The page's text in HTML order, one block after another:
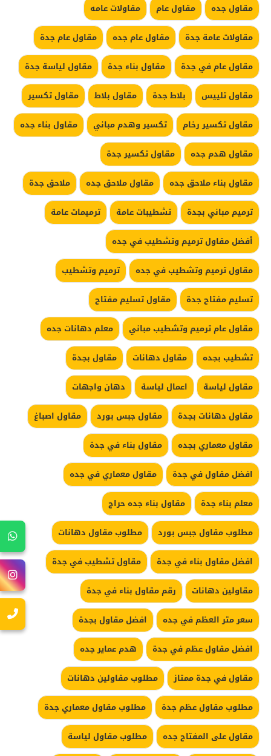
مقاول جده
مقاول عام
مقاولات عامه
مقاولات عامة جدة
مقاول عام جده
مقاول عام جدة
مقاول عام في جدة
مقاول بناء جدة
مقاول لياسة جدة
مقاول تلييس
بلاط جدة مقاول بلاط
مقاول تكسير
مقاول تكسير رخام
تكسير وهدم مباني
مقاول بناء جده
مقاول هدم جده
مقاول تكسير جدة
مقاول بناء ملاحق جده
مقاول ملاحق جده
ملاحق جدة
ترميم مباني بجدة
تشطيبات عامة
ترميمات عامة
أفضل مقاول ترميم وتشطيب في جده
مقاول ترميم وتشطيب في جده
ترميم وتشطيب
تسليم مفتاح جدة
مقاول تسليم مفتاح
مقاول عام ترميم وتشطيب مباني
معلم دهانات جده
تشطيب بجده
مقاول دهانات
مقاول بجدة
مقاول لياسة
اعمال لياسة
دهان واجهات
مقاول دهانات بجدة
مقاول جبس بورد
مقاول اصباغ
مقاول معماري بجده
مقاول بناء في جدة
افضل مقاول في جدة
مقاول معماري في جده
معلم بناء جدة
مقاول بناء جده حراج
مطلوب مقاول جبس بورد
مطلوب مقاول دهانات
افضل مقاول بناء في جدة
مقاول تشطيب في جدة
مقاولين دهانات
رقم مقاول بناء في جدة
سعر متر العظم في جده
افضل مقاول بجدة
افضل مقاول عظم في جدة
هدم عماير جده
مقاول في جدة ممتاز
مطلوب مقاولين دهانات
مطلوب مقاول عظم جدة
مطلوب مقاول معماري جدة
مقاول على المفتاح جده
مطلوب مقاول لياسة